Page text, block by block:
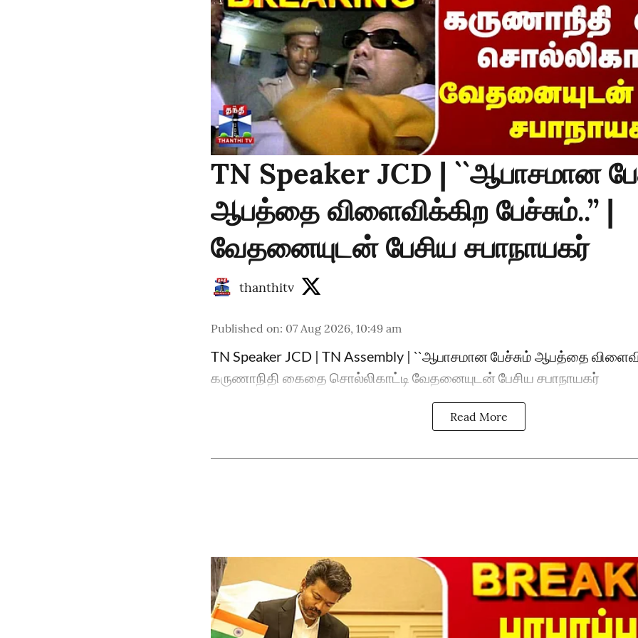
TN Speaker JCD | ``ஆபாசமான
ஆபத்தை விளைவிக்கிற பேச்சும்..’’ |
வேதனையுடன் பேசிய சபாநாயகர்
thanthitv
Published on: 07 Aug 2026, 10:49 am
TN Speaker JCD | TN Assembly | ``ஆபாசமான பேச்சும் ஆபத்தை
கருணாநிதி கைதை சொல்லிகாட்டி வேதனையுடன் பேசிய சபாநாயகர்
Read More